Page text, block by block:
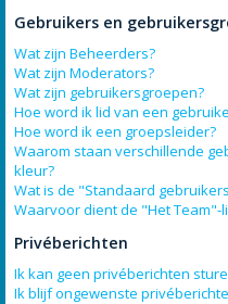
Gebruikers en
Wat zijn Beheerders?
Wat zijn Moderators?
Wat zijn gebruikersgroepen?
Hoe word ik lid van een
Hoe word ik een groepsleider?
Waarom staan verschillende
kleur?
Wat is de "Standaard
Waarvoor dient de "Het Team"-
Privéberichten
Ik kan geen privéberichten
Ik blijf ongewenste